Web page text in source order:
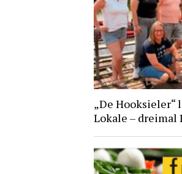
„De Hooksieler“
Lokale – dreimal